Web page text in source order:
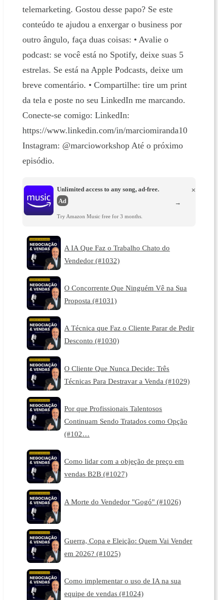
telemarketing. Gostou desse papo? Se este
conteúdo te ajudou a enxergar o business por
outro ângulo, faça duas coisas: • Avalie o
podcast: se você está no Spotify, deixe suas 5
estrelas. Se está na Apple Podcasts, deixe um
breve comentário. • Compartilhe: tire um print
da tela e poste no seu LinkedIn me marcando.
Conecte-se comigo: LinkedIn:
https://www.linkedin.com/in/marciomiranda10
Instagram: @marcioworkshop Até o próximo
episódio.
Unlimited access to any song, ad-free.
Ad
Try Amazon Music free for 3 months.
×
→
A IA Que Faz o Trabalho Chato do
Vendedor (#1032)
O Concorrente Que Ninguém Vê na Sua
Proposta (#1031)
A Técnica que Faz o Cliente Parar de Pedir
Desconto (#1030)
O Cliente Que Nunca Decide: Três
Técnicas Para Destravar a Venda (#1029)
Por que Profissionais Talentosos
Continuam Sendo Tratados como Opção
(#102…
Como lidar com a objeção de preço em
vendas B2B (#1027)
A Morte do Vendedor "Gogó" (#1026)
Guerra, Copa e Eleição: Quem Vai Vender
em 2026? (#1025)
Como implementar o uso de IA na sua
equipe de vendas (#1024)